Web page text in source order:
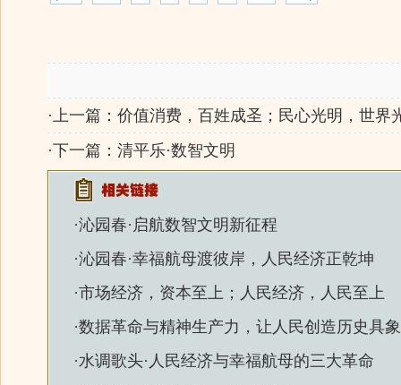
·上一篇： 价值消费，百姓成圣；民心光明，世界
·下一篇： 清平乐·数智文明
·沁园春·启航数智文明新征程
·沁园春·幸福航母渡彼岸，人民经济正乾坤
·市场经济，资本至上；人民经济，人民至上
·数据革命与精神生产力，让人民创造历史具
·水调歌头·人民经济与幸福航母的三大革命